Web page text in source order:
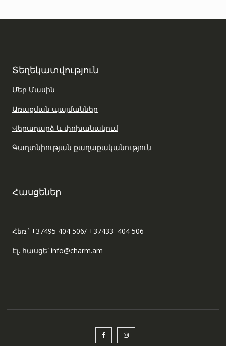
Տեղեկատվություն
Մեր Մասին
Առաքման պայմաններ
Վերադարձ և փոխանակում
Գաղտնիության քաղաքականություն
Հասցեներ
Հեռ.՝ +37495 404 506/ +37433 404 506
Էլ. հասցե՝ info@charm.am